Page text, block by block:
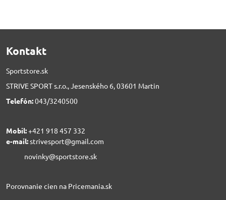
Kontakt
Sportstore.sk
STRIVE SPORT s.r.o., Jesenského 6, 03601 Martin
Telefón:043/3240500
Mobil:+421 918 457 332
e-mail:strivesport@gmail.com
novinky@sportstore.sk
Porovnanie cien na Pricemania.sk